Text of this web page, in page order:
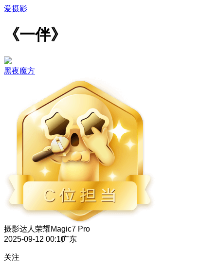
爱摄影
《一伴》
黑夜魔方
摄影达人 荣耀Magic7 Pro
2025-09-12 00:10广东
关注